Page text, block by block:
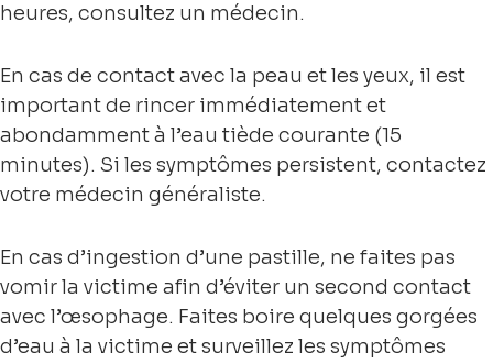
heures, consultez un médecin.
En cas de contact avec la peau et les yeux, il est
important de rincer immédiatement et
abondamment à l’eau tiède courante (15
minutes). Si les symptômes persistent, contactez
votre médecin généraliste.
En cas d’ingestion d’une pastille, ne faites pas
vomir la victime afin d’éviter un second contact
avec l’œsophage. Faites boire quelques gorgées
d’eau à la victime et surveillez les symptômes